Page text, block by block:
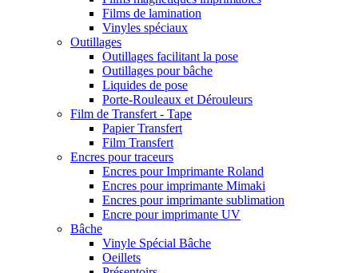
Films de lamination
Vinyles spéciaux
Outillages
Outillages facilitant la pose
Outillages pour bâche
Liquides de pose
Porte-Rouleaux et Dérouleurs
Film de Transfert - Tape
Papier Transfert
Film Transfert
Encres pour traceurs
Encres pour Imprimante Roland
Encres pour imprimante Mimaki
Encres pour imprimante sublimation
Encre pour imprimante UV
Bâche
Vinyle Spécial Bâche
Oeillets